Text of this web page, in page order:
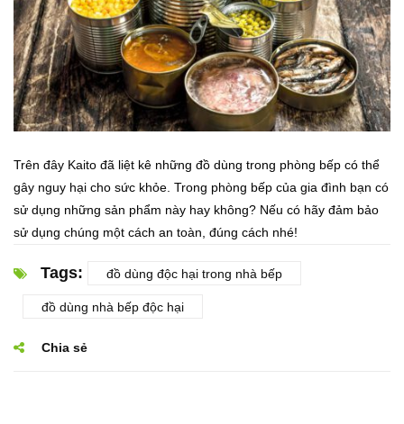
Trên đây Kaito đã liệt kê những đồ dùng trong phòng bếp có thể
gây nguy hại cho sức khỏe. Trong phòng bếp của gia đình bạn có
sử dụng những sản phẩm này hay không? Nếu có hãy đảm bảo
sử dụng chúng một cách an toàn, đúng cách nhé!
Tags: đồ dùng độc hại trong nhà bếp
đồ dùng nhà bếp độc hại
Chia sẻ